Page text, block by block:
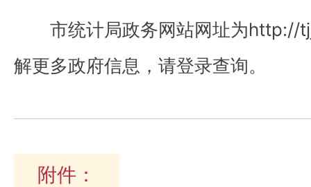
市统计局政务网站网址为http://
解更多政府信息，请登录查询。
附件：